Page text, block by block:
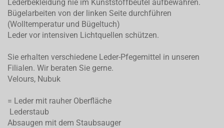
Lederbekleidung nie im Kunststoffbeutel aufbewahren.
Bügelarbeiten von der linken Seite durchführen
(Wolltemperatur und Bügeltuch)
Leder vor intensiven Lichtquellen schützen.
Sie erhalten verschiedene Leder-Pfegemittel in unseren
Filialen. Wir beraten Sie gerne.
Velours, Nubuk
= Leder mit rauher Oberfläche
Lederstaub
Absaugen mit dem Staubsauger